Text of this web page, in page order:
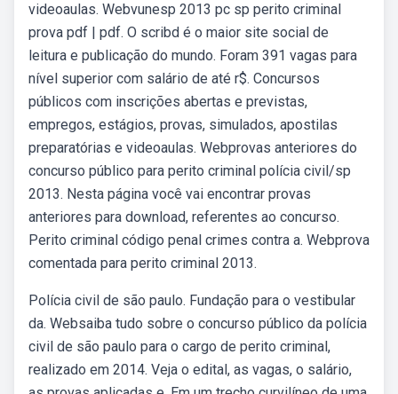
videoaulas. Webvunesp 2013 pc sp perito criminal
prova pdf | pdf. O scribd é o maior site social de
leitura e publicação do mundo. Foram 391 vagas para
nível superior com salário de até r$. Concursos
públicos com inscrições abertas e previstas,
empregos, estágios, provas, simulados, apostilas
preparatórias e videoaulas. Webprovas anteriores do
concurso público para perito criminal polícia civil/sp
2013. Nesta página você vai encontrar provas
anteriores para download, referentes ao concurso.
Perito criminal código penal crimes contra a. Webprova
comentada para perito criminal 2013.
Polícia civil de são paulo. Fundação para o vestibular
da. Websaiba tudo sobre o concurso público da polícia
civil de são paulo para o cargo de perito criminal,
realizado em 2014. Veja o edital, as vagas, o salário,